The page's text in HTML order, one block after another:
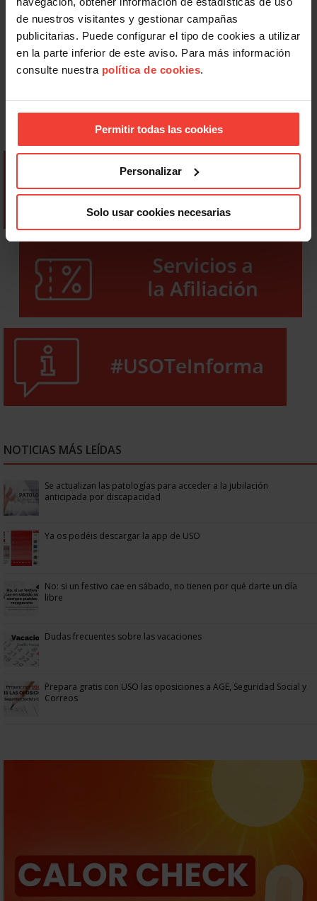
de nuestros visitantes y gestionar campañas
publicitarias. Puede configurar el tipo de cookies a utilizar
en la parte inferior de este aviso. Para más información
consulte nuestra política de cookies.
Permitir todas las cookies
Personalizar
Solo usar cookies necesarias
NOTICIAS MÁS LEÍDAS
Se actualizan las patologías para acceder a la jubilación
anticipada por discapacidad
Ya os podéis descargar la app de USO
No: si un festivo cae en sábado, no tienen por qué darte un día
libre
Dudas frecuentes sobre las vacaciones
Prepara gratis con USO las oposiciones a AGE, Seguridad Social y
Correos